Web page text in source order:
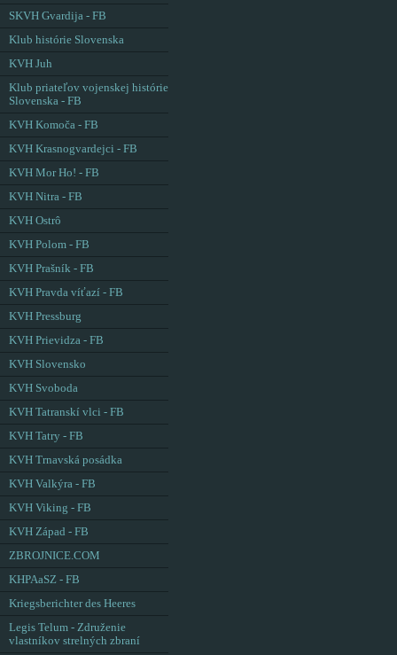
SKVH Gvardija - FB
Klub histórie Slovenska
KVH Juh
Klub priateľov vojenskej histórie
Slovenska - FB
KVH Komoča - FB
KVH Krasnogvardejci - FB
KVH Mor Ho! - FB
KVH Nitra - FB
KVH Ostrô
KVH Polom - FB
KVH Prašník - FB
KVH Pravda víťazí - FB
KVH Pressburg
KVH Prievidza - FB
KVH Slovensko
KVH Svoboda
KVH Tatranskí vlci - FB
KVH Tatry - FB
KVH Trnavská posádka
KVH Valkýra - FB
KVH Viking - FB
KVH Západ - FB
ZBROJNICE.COM
KHPAaSZ - FB
Kriegsberichter des Heeres
Legis Telum - Združenie
vlastníkov strelných zbraní